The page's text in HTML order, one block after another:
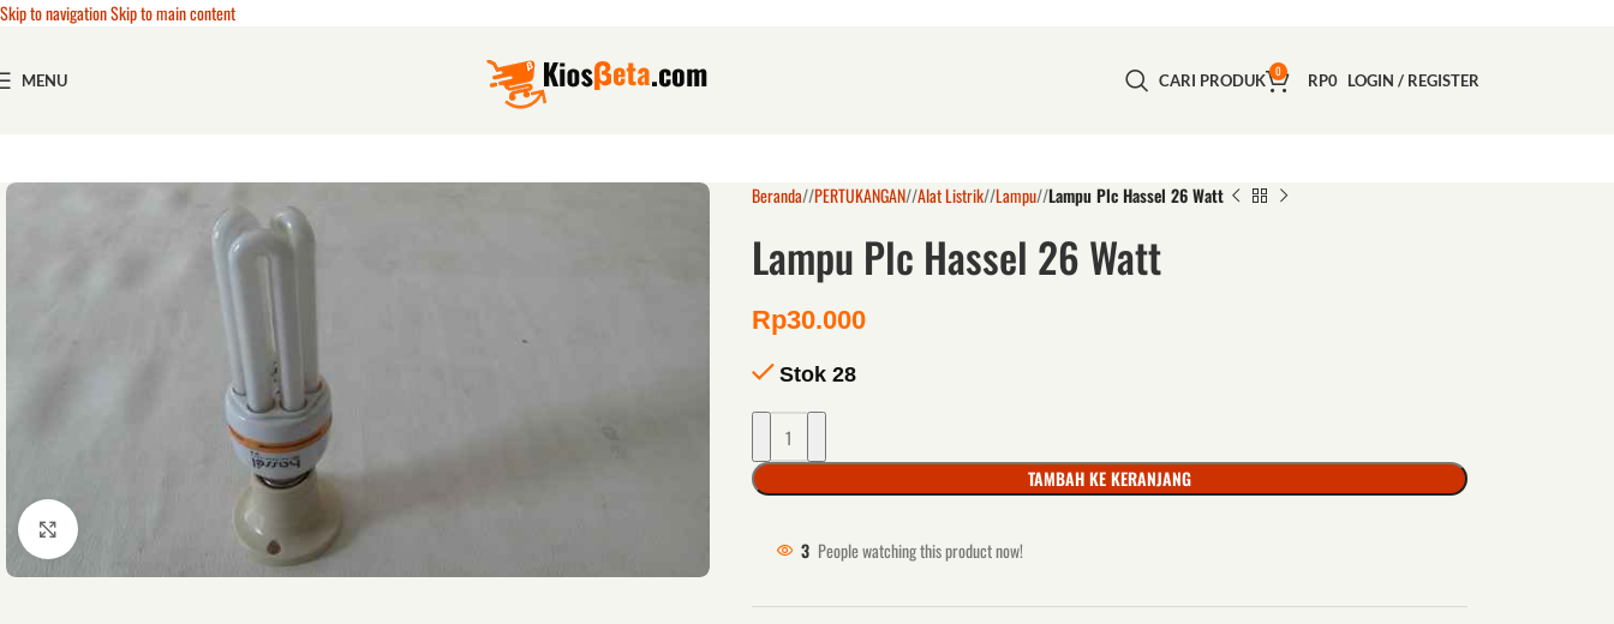
Skip to navigationSkip to main content
MENU CARI PRODUK 0 RP0 LOGIN / REGISTER
Beranda/ PERTUKANGAN/ Alat Listrik/ Lampu/ Lampu Plc Hassel 26 Watt
Lampu Plc Hassel 26 Watt
Rp30.000
Stok 28
TAMBAH KE KERANJANG
3 People watching this product now!